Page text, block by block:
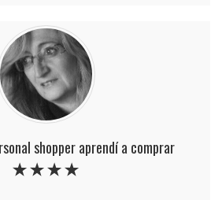
shopper aprendí a comprar